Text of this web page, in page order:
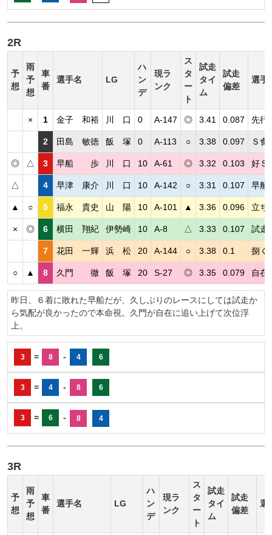
2R
予
想
雨
予
想
車
番
選手名 LG
ハ
ン
デ
現ラ
ンク
ス
タ
ー
ト
試走
タイ
ム
試走
偏差
選手
× 1 金子 和裕 川 口 0 A-147 ◎ 3.41 0.087 先行
2 田島 敏徳 飯 塚 0 A-113 ○ 3.38 0.097 Ｓ食
◎ △ 3 早船 歩 川 口 10 A-61 ◎ 3.32 0.103 好Ｓ
△ 4 早津 康介 川 口 10 A-142 ○ 3.31 0.107 早船
▲ ○ 5 福永 貴史 山 陽 10 A-101 ▲ 3.36 0.096 立ち
× ◎ 6 横田 翔紀 伊勢崎 10 A-8 △ 3.33 0.107 試走
7 花田 一輝 浜 松 20 A-144 ○ 3.38 0.1 捌く
○ ▲ 8 久門 徹 飯 塚 20 S-27 ◎ 3.35 0.079 自在
昨日、６着に敗れた早船だが、久しぶりのレースにしては試走か
ら気配が良かったので本命視。久門が自在に追い上げて次位浮
上。
3 = 8 - 4 6
3 = 4 - 8 6
3 = 6 - 8 4
3R
予
想
雨
予
想
車
番
選手名 LG
ハ
ン
デ
現ラ
ンク
ス
タ
ー
ト
試走
タイ
ム
試走
偏差
選